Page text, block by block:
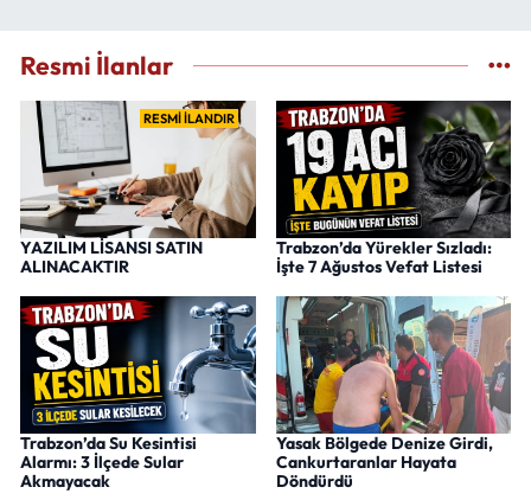
Resmi İlanlar
RESMİ İLANDIR
YAZILIM LİSANSI SATIN
ALINACAKTIR
Trabzon’da Yürekler Sızladı:
İşte 7 Ağustos Vefat Listesi
Trabzon’da Su Kesintisi
Alarmı: 3 İlçede Sular
Akmayacak
Yasak Bölgede Denize Girdi,
Cankurtaranlar Hayata
Döndürdü